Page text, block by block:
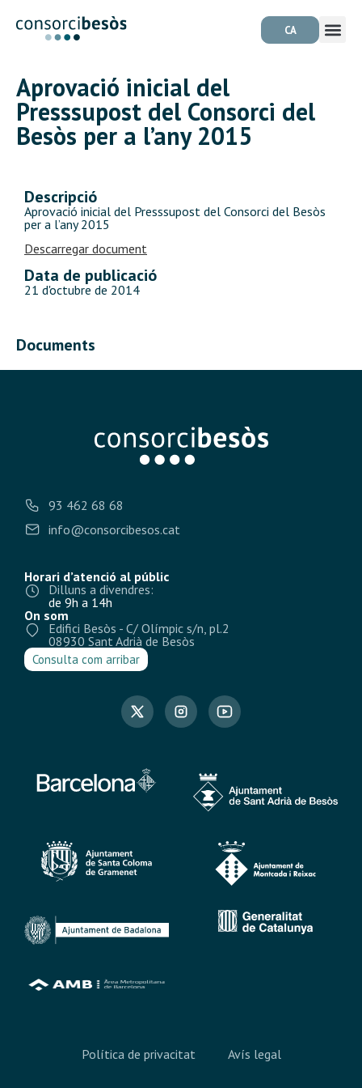
CA
Aprovació inicial del
Presssupost del Consorci del
Besòs per a l’any 2015
Descripció
Aprovació inicial del Presssupost del Consorci del Besòs
per a l’any 2015
Descarregar document
Data de publicació
21 d'octubre de 2014
Documents
93 462 68 68
info@consorcibesos.cat
Horari d’atenció al públic
Dilluns a divendres:
de 9h a 14h
On som
Edifici Besòs - C/ Olímpic s/n, pl.2
08930 Sant Adrià de Besòs
Consulta com arribar
Política de privacitat Avís legal